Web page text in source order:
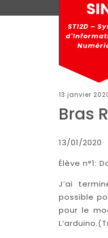
STI2D –
13 janvier
Bras
13/01/2020
Élève n°1:
J’ai
possible
pour le